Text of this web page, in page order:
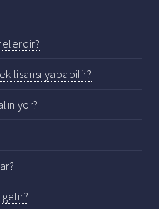
lisansı yapabilir?
gelir?